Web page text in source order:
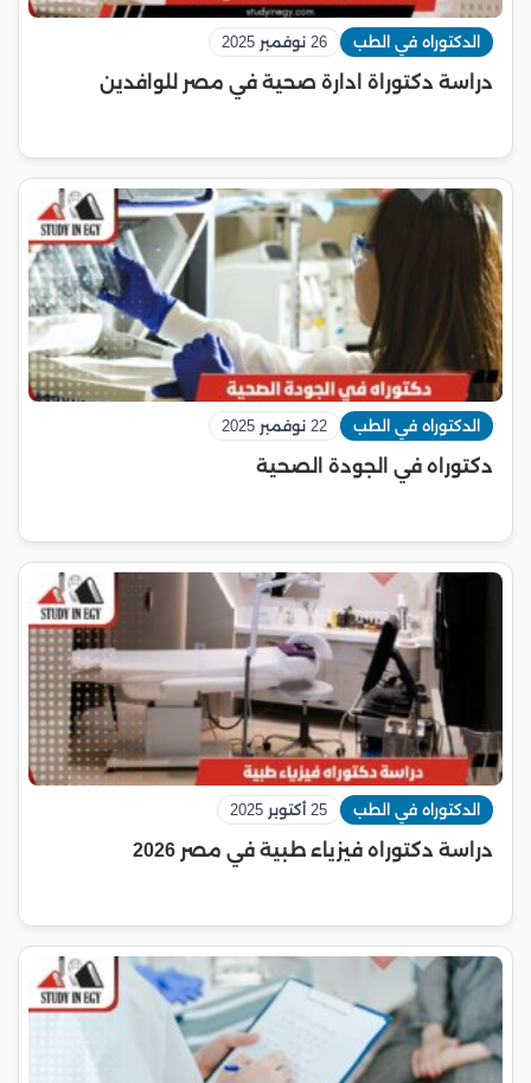
الدكتوراه في الطب 26 نوفمبر 2025
دراسة دكتوراة ادارة صحية في مصر للوافدين
الدكتوراه في الطب 22 نوفمبر 2025
دكتوراه في الجودة الصحية
الدكتوراه في الطب 25 أكتوبر 2025
دراسة دكتوراه فيزياء طبية في مصر 2026